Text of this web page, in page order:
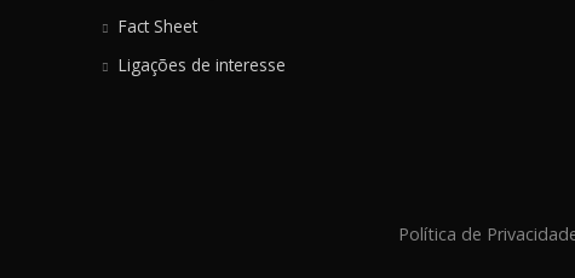
Fact Sheet
Ligações de interesse
Política de